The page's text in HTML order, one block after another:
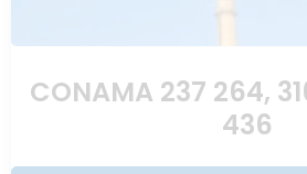
CONAMA 237 264,
436